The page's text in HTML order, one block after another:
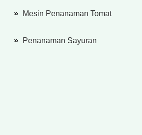
Mesin Penanaman Tomat
Penanaman Sayuran